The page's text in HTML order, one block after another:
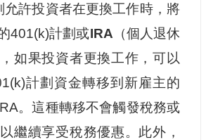
允許投資者在更換工作時，將
401(k)計劃或IRA （個人退休
如果投資者更換工作，可以
計劃資金轉移到新雇主的
。這種轉移不會觸發稅務或
繼續享受稅務優惠。此外，